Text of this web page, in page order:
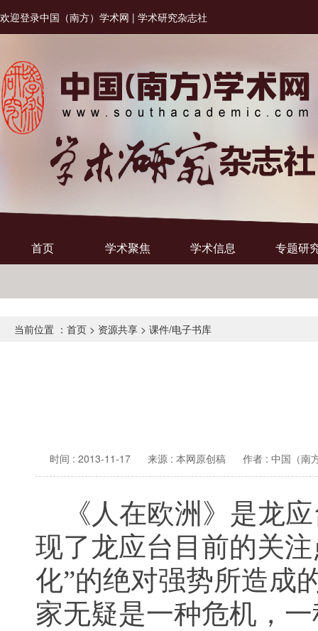
欢迎登录中国（南方）学术网 | 学术研究杂志社
首页 学术聚焦 学术信息 专题研
当前位置 ： 首页 > 资源共享 > 课件/电子书库
时间 : 2013-11-17 来源 : 本网原创稿 作者 : 中国（南
《人在欧洲》是龙应
现了龙应台目前的关
化”的绝对强势所造成
家无疑是一种危机，